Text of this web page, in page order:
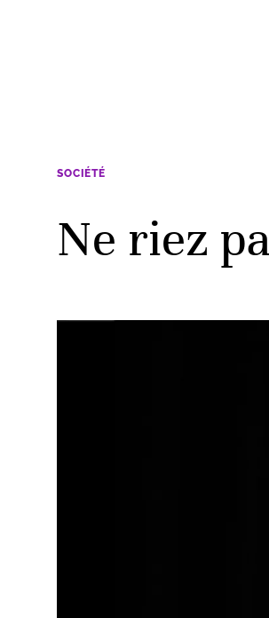
SOCIÉTÉ
Ne riez